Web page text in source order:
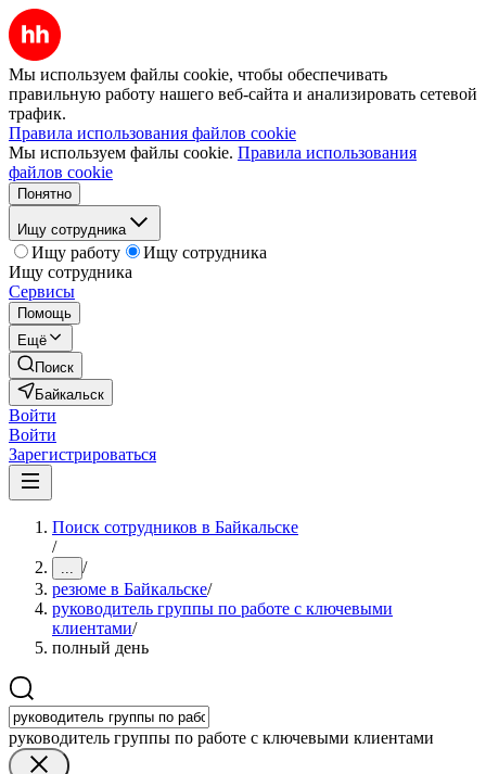
Мы используем файлы cookie, чтобы обеспечивать
правильную работу нашего веб-сайта и анализировать сетевой
трафик.
Правила использования файлов cookie
Мы используем файлы cookie. Правила использования
файлов cookie
Понятно
Ищу сотрудника
Ищу работу
Ищу сотрудника
Ищу сотрудника
Сервисы
Помощь
Ещё
Поиск
Байкальск
Войти
Войти
Зарегистрироваться
Поиск сотрудников в Байкальске
/
... /
резюме в Байкальске/
руководитель группы по работе с ключевыми
клиентами/
полный день
руководитель группы по работе с ключевыми клиентами